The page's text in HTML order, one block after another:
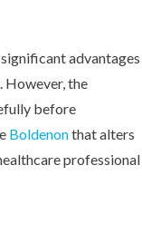
advantages
However, the
before
Boldenonthat alters
professional